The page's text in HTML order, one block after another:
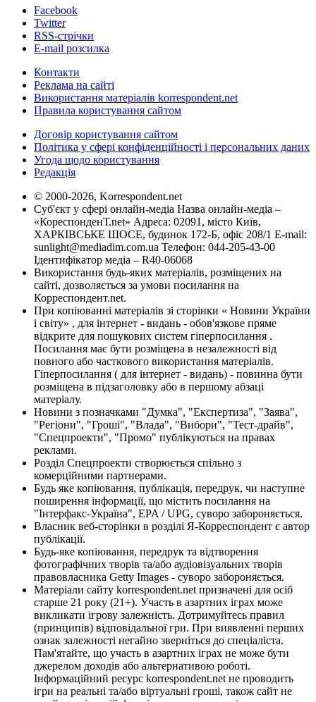
Facebook
Twitter
RSS-стрічки
E-mail розсилка
Контакти
Реклама на сайті
Використання матеріалів korrespondent.net
Правила користування сайтом
Договір користування сайтом
Політика у сфері конфіденційності і персональних даних
Угода щодо користування
Редакція
© 2000-2026, Korrespondent.net
Суб'єкт у сфері онлайн-медіа Назва онлайн-медіа –
«КореспонденТ.net» Адреса: 02091, місто Київ,
ХАРКІВСЬКЕ ШОСЕ, будинок 172-Б, офіс 208/1 E-mail:
sunlight@mediadim.com.ua Телефон: 044-205-43-00
Ідентифікатор медіа – R40-06068
Використання будь-яких матеріалів, розміщених на
сайті, дозволяється за умови посилання на
Корреспондент.net.
При копіюванні матеріалів зі сторінки « Новини України
і світу» , для інтернет - видань - обов'язкове пряме
відкрите для пошукових систем гіперпосилання .
Посилання має бути розміщена в незалежності від
повного або часткового використання матеріалів.
Гіперпосилання ( для інтернет - видань) - повинна бути
розміщена в підзаголовку або в першому абзаці
матеріалу.
Новини з позначками "Думка", "Експертиза", "Заява",
"Регіони", "Гроші", "Влада", "Вибори", "Тест-драйв",
"Спецпроекти", "Промо" публікуються на правах
реклами.
Розділ Спецпроекти створюється спільно з
комерційними партнерами.
Будь яке копіювання, публікація, передрук, чи наступне
поширення інформації, що містить посилання на
"Інтерфакс-Україна", EPA / UPG, суворо забороняється.
Власник веб-сторінки в розділі Я-Корреспондент є автор
публікації.
Будь-яке копіювання, передрук та відтворення
фотографічних творів та/або аудіовізуальних творів
правовласника Getty Images - суворо забороняється.
Матеріали сайту korrespondent.net призначені для осіб
старше 21 року (21+). Участь в азартних іграх може
викликати ігрову залежність. Дотримуйтесь правил
(принципів) відповідальної гри. При виявленні перших
ознак залежності негайно зверніться до спеціаліста.
Пам'ятайте, що участь в азартних іграх не може бути
джерелом доходів або альтернативою роботі.
Інформаційний ресурс korrespondent.net не проводить
ігри на реальні та/або віртуальні гроші, також сайт не